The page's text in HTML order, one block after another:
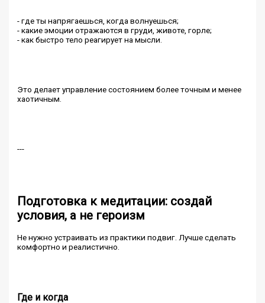
- где ты напрягаешься, когда волнуешься;
- какие эмоции отражаются в груди, животе, горле;
- как быстро тело реагирует на мысли.
Это делает управление состоянием более точным и менее
хаотичным.
---
Подготовка к медитации: создай
условия, а не героизм
Не нужно устраивать из практики подвиг. Лучше сделать
комфортно и реалистично.
Где и когда